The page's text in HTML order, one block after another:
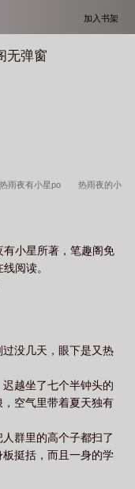
加入书架
无弹窗
热雨夜有小星po 热雨夜的小
小星所著，笔趣阁免
阅读。
没几天，眼下是又热
越坐了七个半钟头的
空气里带着夏天独有
群里的高个子都扫了
挺括，而且一身的学